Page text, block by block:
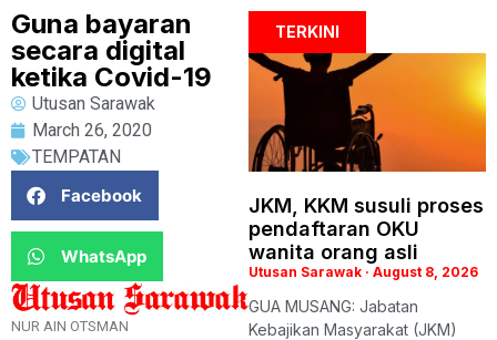
Guna bayaran
secara digital
ketika Covid-19
Utusan Sarawak
March 26, 2020
TEMPATAN
Facebook
WhatsApp
NUR AIN OTSMAN
TERKINI
JKM, KKM susuli proses
pendaftaran OKU
wanita orang asli
Utusan Sarawak August 8, 2026
GUA MUSANG: Jabatan
Kebajikan Masyarakat (JKM)